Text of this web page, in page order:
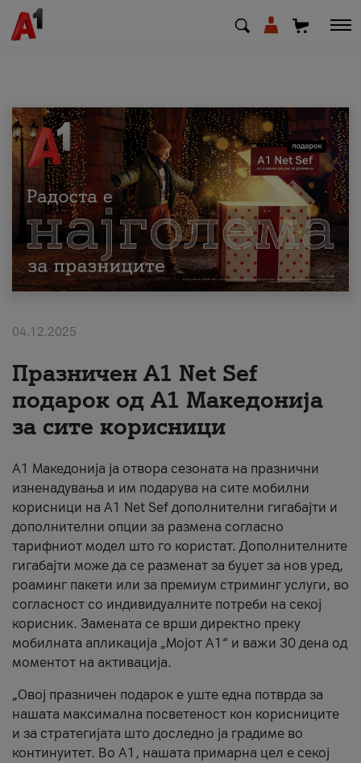
МК EN SQ
Приватни Деловни
Поддршка
Надополни кредит
За нас
#ПодобарОнлајн
04.12.2025
Празничен A1 Net Sеf
подарок од А1 Македонија
за сите корисници
А1 Македонија ја отвора сезоната на празнични
изненадувања и им подарува на сите мобилни
корисници на A1 Net Sef дополнителни гигабајти и
дополнителни опции за размена согласно
тарифниот модел што го користат. Дополнителните
гигабајти може да се разменат за буџет за нов уред,
роаминг пакети или за премиум стриминг услуги, во
согласност со индивидуалните потреби на секој
корисник. Замената се врши директно преку
мобилната апликација „Мојот А1“ и важи 30 дена од
моментот на активација.
„Овој празничен подарок е уште една потврда за
нашата максимална посветеност кон корисниците
и за стратегијата што доследно ја градиме во
континуитет. Во А1, нашата примарна цел е секој